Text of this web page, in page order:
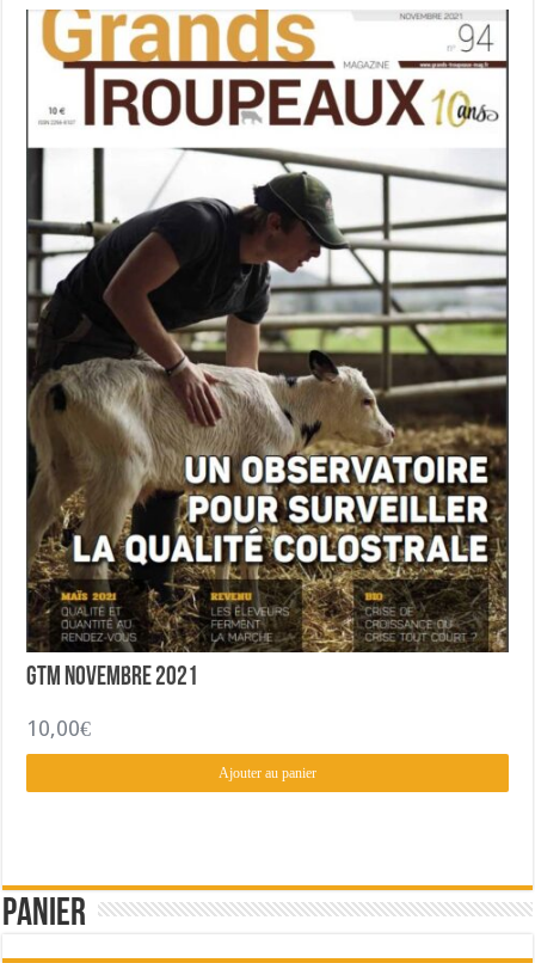
GTM Novembre 2021
10,00€
Ajouter au panier
Panier